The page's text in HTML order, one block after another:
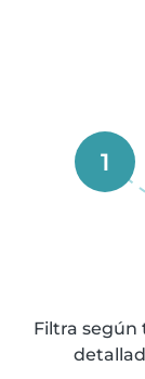
1
Filtra según